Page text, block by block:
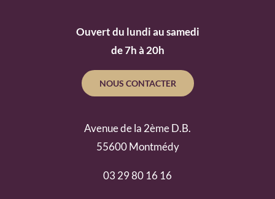
Ouvert du lundi au samedi
de 7h à 20h
NOUS CONTACTER
Avenue de la 2ème D.B.
55600 Montmédy
03 29 80 16 16